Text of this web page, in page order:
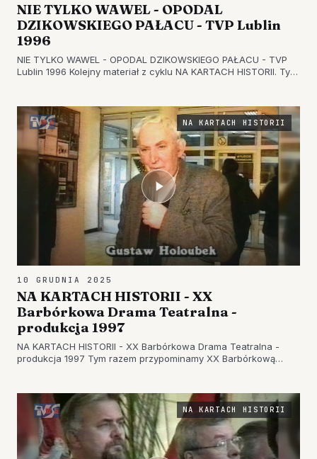
NIE TYLKO WAWEL - OPODAL
DZIKOWSKIEGO PAŁACU - TVP Lublin
1996
NIE TYLKO WAWEL - OPODAL DZIKOWSKIEGO PAŁACU - TVP
Lublin 1996 Kolejny materiał z cyklu NA KARTACH HISTORII. Tym
TAKŻE: NA KARTACH…
NA KARTACH HISTORII
10 GRUDNIA 2025
NA KARTACH HISTORII - XX
Barbórkowa Drama Teatralna -
produkcja 1997
NA KARTACH HISTORII - XX Barbórkowa Drama Teatralna -
produkcja 1997 Tym razem przypominamy XX Barbórkową
DRAMA TEATRALNA - CZ. 2 - prod. 1…
NA KARTACH HISTORII